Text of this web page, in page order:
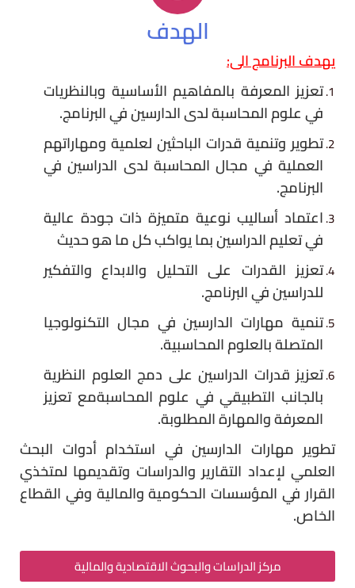
الهدف
يهدف البرنامج الى:
تعزيز المعرفة بالمفاهيم الأساسية وبالنظريات
في علوم المحاسبة لدى الدارسين في البرنامج.
تطوير وتنمية قدرات الباحثين لعلمية ومهاراتهم
العملية في مجال المحاسبة لدى الدراسين في
البرنامج.
اعتماد أساليب نوعية متميزة ذات جودة عالية
في تعليم الدراسين بما يواكب كل ما هو حديث
تعزيز القدرات على التحليل والابداع والتفكير
للدراسين في البرنامج.
تنمية مهارات الدارسين في مجال التكنولوجيا
المتصلة بالعلوم المحاسبية.
تعزيز قدرات الدراسين على دمج العلوم النظرية
بالجانب التطبيقي في علوم المحاسبةمع تعزيز
المعرفة والمهارة المطلوبة.
تطوير مهارات الدارسين في استخدام أدوات البحث
العلمي لإعداد التقارير والدراسات وتقديمها لمتخذي
القرار في المؤسسات الحكومية والمالية وفي القطاع
الخاص.
مركز الدراسات والبحوث الاقتصادية والمالية